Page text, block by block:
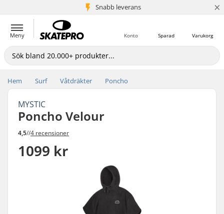
Snabb leverans
5+ milj. kunder ×
Meny Varukorg
Sparad
Konto
Hem Surf Våtdräkter Poncho
MYSTIC
Poncho Velour
4,5//4 recensioner
1099 kr